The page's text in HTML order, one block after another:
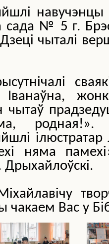
сада № 5 г.
чыталі
чытаў
родная!».
няма
Дрыхайлоўскі.
чакаем Вас у